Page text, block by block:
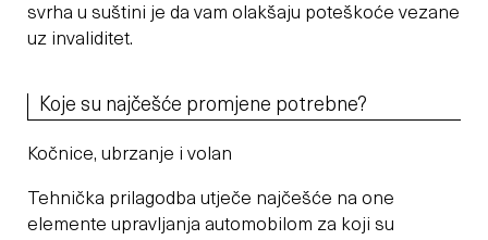
svrha u suštini je da vam olakšaju poteškoće vezane
uz invaliditet.
Koje su najčešće promjene potrebne?
Kočnice, ubrzanje i volan
Tehnička prilagodba utječe najčešće na one
elemente upravljanja automobilom za koji su